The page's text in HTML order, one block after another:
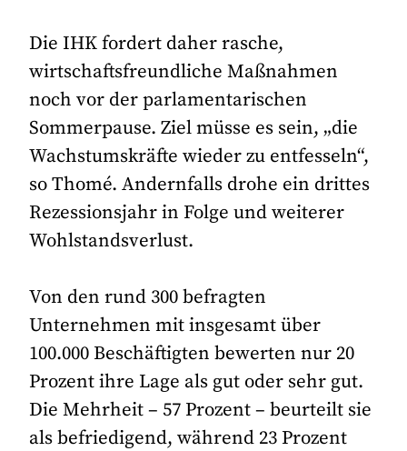
Die IHK fordert daher rasche,
wirtschaftsfreundliche Maßnahmen
noch vor der parlamentarischen
Sommerpause. Ziel müsse es sein, „die
Wachstumskräfte wieder zu entfesseln“,
so Thomé. Andernfalls drohe ein drittes
Rezessionsjahr in Folge und weiterer
Wohlstandsverlust.
Von den rund 300 befragten
Unternehmen mit insgesamt über
100.000 Beschäftigten bewerten nur 20
Prozent ihre Lage als gut oder sehr gut.
Die Mehrheit – 57 Prozent – beurteilt sie
als befriedigend, während 23 Prozent